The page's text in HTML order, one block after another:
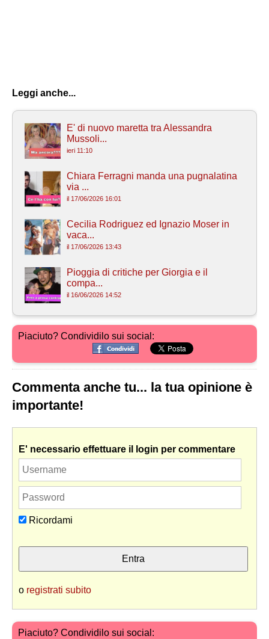
Leggi anche...
E' di nuovo maretta tra Alessandra
Mussoli...
ieri 11:10
Chiara Ferragni manda una pugnalatina
via ...
il 17/06/2026 16:01
Cecilia Rodriguez ed Ignazio Moser in
vaca...
il 17/06/2026 13:43
Pioggia di critiche per Giorgia e il
compa...
il 16/06/2026 14:52
Piaciuto? Condividilo sui social:
Commenta anche tu... la tua opinione è
importante!
E' necessario effettuare il login per commentare
Ricordami
o registrati subito
Piaciuto? Condividilo sui social: